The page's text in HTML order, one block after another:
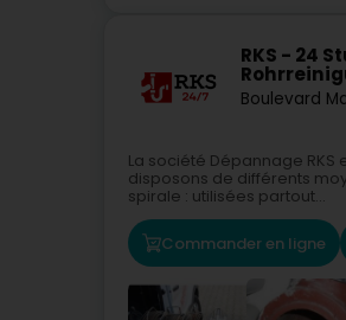
RKS - 24
Boulevard
La société Dépannage
disposons de différents
spirale : utilisées partout...
Commander en ligne